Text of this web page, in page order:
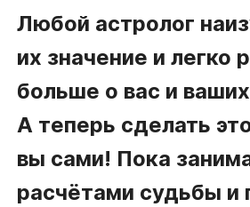
Любой астролог
их значение и легко
больше о вас и
А теперь сделать
вы сами! Пока
расчётами судьбы и